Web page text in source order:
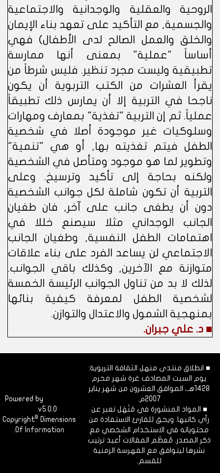
الروحية والعقلية والوجدانية والاجتماعية
والجسمية, مع التأكيد على تعهد بناء الإيمان
والخلق والعمل الصالح لدى الأطفال) فهي
أساساً "عملية" بمعنى أنها ممارسة
تطبيقية وليست مجرد تنظير. فليس شرطاً من
يقرأ العشرات من الكتب التربوية أن يكون
ناجحا في التربية إلا أن يمارس ذلك تطبيقاً
عملياً. ثم إن التربية "تغذية" بمعارف ومهارات
وسلوكيات غير موجودة أصلا في شخصية
الطفل فيتم تغذيته بها, أو هي "تنمية"
وتطوير لما هو موجود ومتأصل في الشخصية
ولكنه بحاجة إلى تأكيد وترسيخ. وعلى
التربية أن تكون شاملة لكل جوانب الشخصية
دون أن يطغى جانب على آخر, فان طغيان
الجانب الوجداني مثلا سيصنع خللا في
اهتمامات الطفل النفسية, وطغيان الجانب
الاجتماعي لن يساعد الفرد على بناء علاقات
متوازنة مع الآخرين, وكذلك باقي الجوانب.
لذلك لا بد من تناول الجوانب الرئيسة الخمسة
لشخصية الطفل لمعرفة كيفية بنائها
بمنهجية الشمول والاعتدال والتوازن.
■ د. علي جبران.
■ انطلاق منتدى منهل الثقافة التربوية:
يوم السبت المصادف غرة شهر محرم
1428هـ، الموافق العشرون من شهر يناير
2007م.
■ المواد المنشورة في مَنْهَل تعبر عن
رأي كاتبها. ويحق للقارئ الاستفادة من
محتوياته في الاستخدام الشخصي مع
ذكر المصدر. مُعظَم المقالات أعيد ترتيب
نشرها ليتوافق مع الفهرسة الزمنية
للقسم.
Powered by
v5.0.0
Copyright©
Dimensions
Of Information.